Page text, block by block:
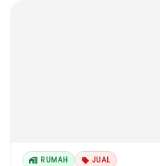
RUMAH JUAL